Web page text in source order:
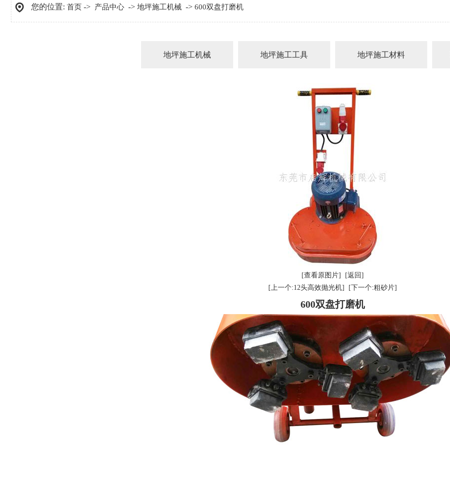
您的位置: 首页 -> 产品中心 -> 地坪施工机械 -> 600双盘打磨机
地坪施工机械 地坪施工工具 地坪施工材料
[查看原图片]
[返回]
[上一个:12头高效抛光机]
[下一个:粗砂片]
600双盘打磨机